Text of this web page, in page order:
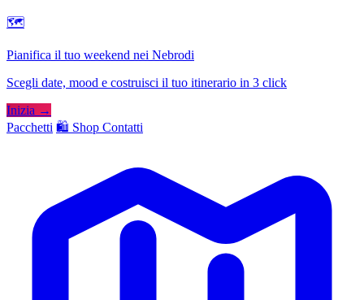
🗺
Pianifica il tuo weekend nei Nebrodi
Scegli date, mood e costruisci il tuo itinerario in 3 click
Inizia →
Pacchetti 🛍️ Shop Contatti